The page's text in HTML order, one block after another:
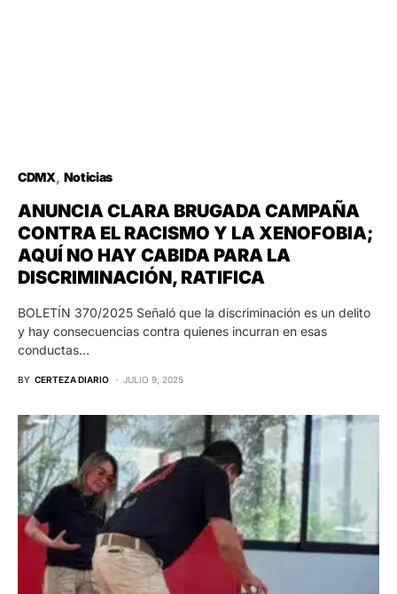
CDMX Noticias
ANUNCIA CLARA BRUGADA CAMPAÑA
CONTRA EL RACISMO Y LA XENOFOBIA;
AQUÍ NO HAY CABIDA PARA LA
DISCRIMINACIÓN, RATIFICA
BOLETÍN 370/2025 Señaló que la discriminación es un delito
y hay consecuencias contra quienes incurran en esas
conductas…
BY CERTEZA DIARIO JULIO 9, 2025